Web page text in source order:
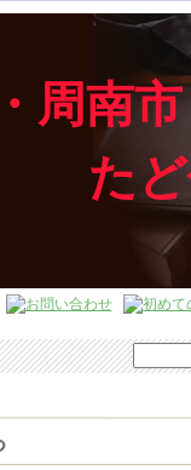
周南
ど
応援します！